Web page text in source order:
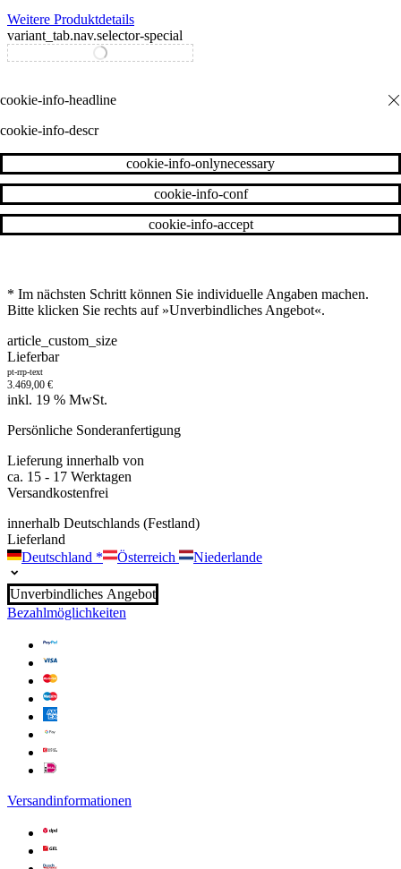
Weitere Produktdetails
variant_tab.nav.selector-special
variant_tab.nav.selector-standard
* Im nächsten Schritt können Sie individuelle Angaben machen.
Bitte klicken Sie rechts auf »Unverbindliches Angebot«.
article_custom_size
Lieferbar
pt-rrp-text
3.469,00 €
inkl. 19 % MwSt.
Persönliche Sonderanfertigung
Lieferung innerhalb von
ca. 15 - 17 Werktagen
Versandkostenfrei
innerhalb Deutschlands (Festland)
Lieferland
Deutschland * Österreich Niederlande
Unverbindliches Angebot
Bezahlmöglichkeiten
Versandinformationen
cookie-info-descr
cookie-info-accept
cookie-info-conf
cookie-info-onlynecessary